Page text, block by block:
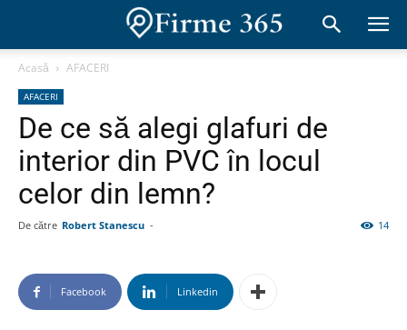
Acasă AFACERI
AFACERI
De ce să alegi glafuri de
interior din PVC în locul
celor din lemn?
De către Robert Stanescu - 14
Facebook Linkedin